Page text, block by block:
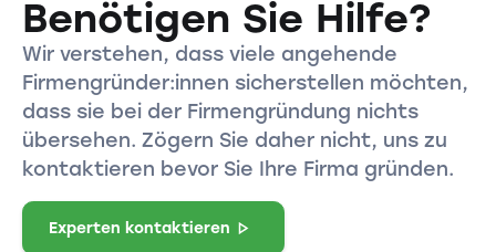
Benötigen Sie Hilfe?
Wir verstehen, dass viele angehende
Firmengründer:innen sicherstellen möchten,
dass sie bei der Firmengründung nichts
übersehen. Zögern Sie daher nicht, uns zu
kontaktieren bevor Sie Ihre Firma gründen.
Experten kontaktieren